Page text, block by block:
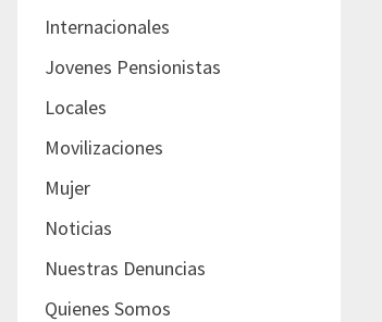
Internacionales
Jovenes Pensionistas
Locales
Movilizaciones
Mujer
Noticias
Nuestras Denuncias
Quienes Somos